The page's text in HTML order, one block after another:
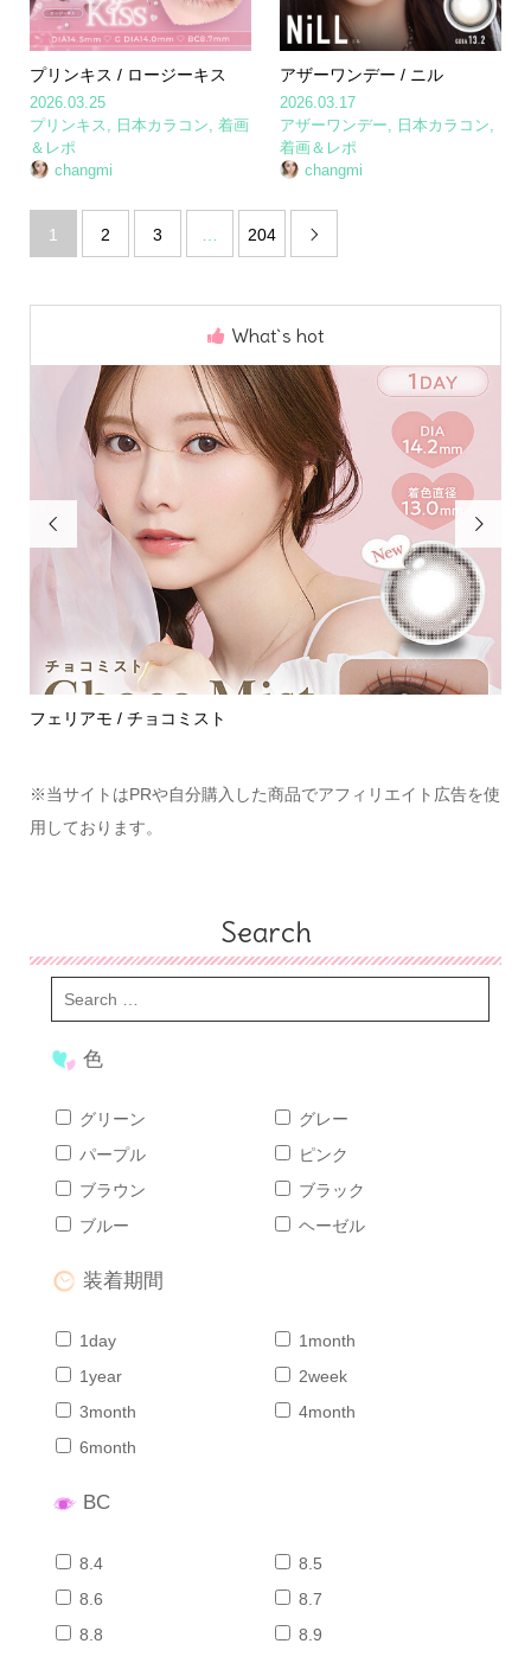
プリンキス / ロージーキス
2026.03.25
プリンキス, 日本カラコン, 着画
＆レポ
changmi
アザーワンデー / ニル
2026.03.17
アザーワンデー, 日本カラコン,
着画＆レポ
changmi
1 2 3 … 204 
What`s hot

フェリアモ / チョコミスト

※当サイトはPRや自分購入した商品でアフィリエイト広告を使
用しております。
Search
色
グリーン
グレー
パープル
ピンク
ブラウン
ブラック
ブルー
ヘーゼル
装着期間
1day
1month
1year
2week
3month
4month
6month
BC
8.4
8.5
8.6
8.7
8.8
8.9